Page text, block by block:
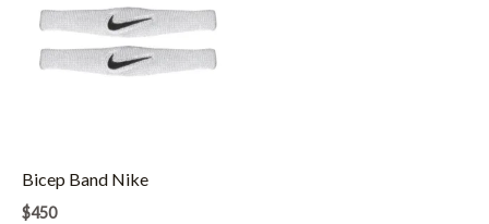
Bicep Band Nike
$450